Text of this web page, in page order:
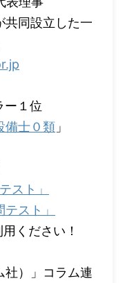
共同設立した一
ー１位
備士０類 」
スト」
スト」
ください！
社）」コラム連